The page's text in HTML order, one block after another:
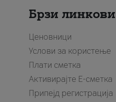
Брзи линкови
Ценовници
Услови за користење
Плати сметка
Активирајте Е-сметка
Припејд регистрација